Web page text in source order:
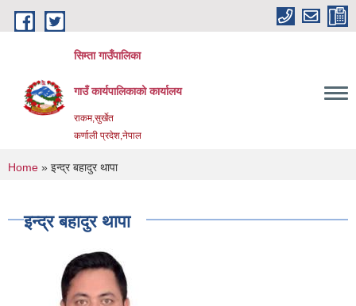
Skip to main content
सिम्ता गाउँपालिका
गाउँ कार्यपालिकाको कार्यालय
राकम,सुर्खेत
कर्णाली प्रदेश,नेपाल
You are here
Home » इन्द्र बहादुर थापा
इन्द्र बहादुर थापा